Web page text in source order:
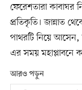
ফেরেশতারা কাবাঘর
প্রতিকৃতি। জান্নাত
পাথরটি নিয়ে
এর সময় মহাপ্লাবনে
আরও পড়ুন